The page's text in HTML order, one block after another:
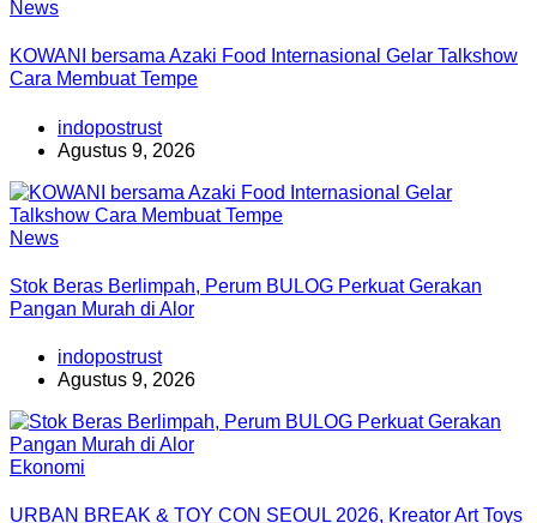
News
KOWANI bersama Azaki Food Internasional Gelar Talkshow
Cara Membuat Tempe
indopostrust
Agustus 9, 2026
News
Stok Beras Berlimpah, Perum BULOG Perkuat Gerakan
Pangan Murah di Alor
indopostrust
Agustus 9, 2026
Ekonomi
URBAN BREAK & TOY CON SEOUL 2026, Kreator Art Toys